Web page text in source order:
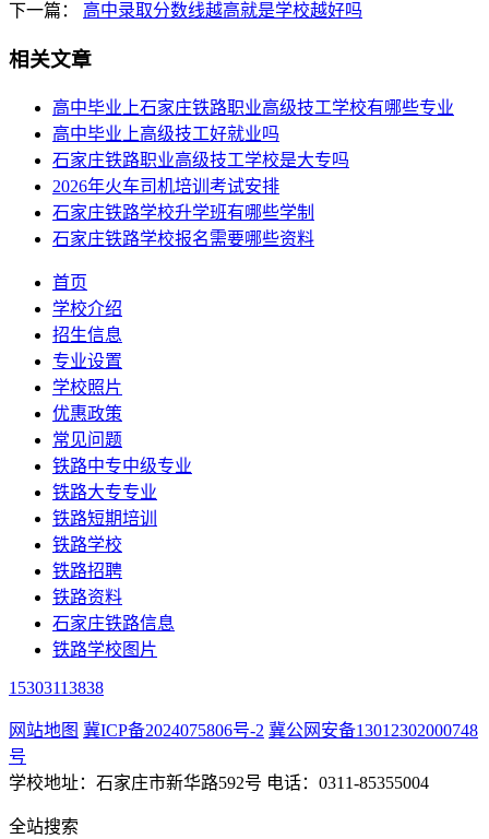
下一篇： 高中录取分数线越高就是学校越好吗
相关文章
高中毕业上石家庄铁路职业高级技工学校有哪些专业
高中毕业上高级技工好就业吗
石家庄铁路职业高级技工学校是大专吗
2026年火车司机培训考试安排
石家庄铁路学校升学班有哪些学制
石家庄铁路学校报名需要哪些资料
首页
学校介绍
招生信息
专业设置
学校照片
优惠政策
常见问题
铁路中专中级专业
铁路大专专业
铁路短期培训
铁路学校
铁路招聘
铁路资料
石家庄铁路信息
铁路学校图片
15303113838
网站地图 冀ICP备2024075806号-2 冀公网安备13012302000748
号
学校地址：石家庄市新华路592号 电话：0311-85355004
全站搜索